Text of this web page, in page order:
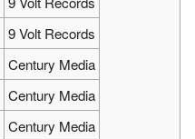
9 Volt Records
Century Media
Century Media
Century Media